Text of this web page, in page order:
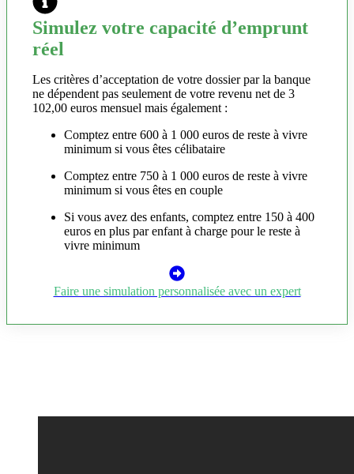
Simulez votre capacité d’emprunt
réel
Les critères d’acceptation de votre dossier par la banque
ne dépendent pas seulement de votre revenu net de 3
102,00 euros mensuel mais également :
Comptez entre 600 à 1 000 euros de reste à vivre
minimum si vous êtes célibataire
Comptez entre 750 à 1 000 euros de reste à vivre
minimum si vous êtes en couple
Si vous avez des enfants, comptez entre 150 à 400
euros en plus par enfant à charge pour le reste à
vivre minimum
Faire une simulation personnalisée avec un expert